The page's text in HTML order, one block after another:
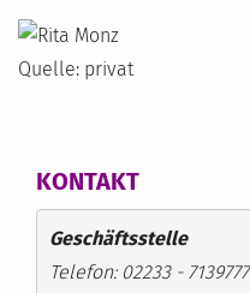
Quelle: privat
KONTAKT
Geschäftsstelle
Telefon: 02233 - 7139777